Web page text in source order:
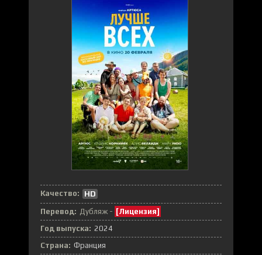
Качество:
HD
Перевод: Дубляж - [Лицензия]
Год выпуска: 2024
Страна: Франция